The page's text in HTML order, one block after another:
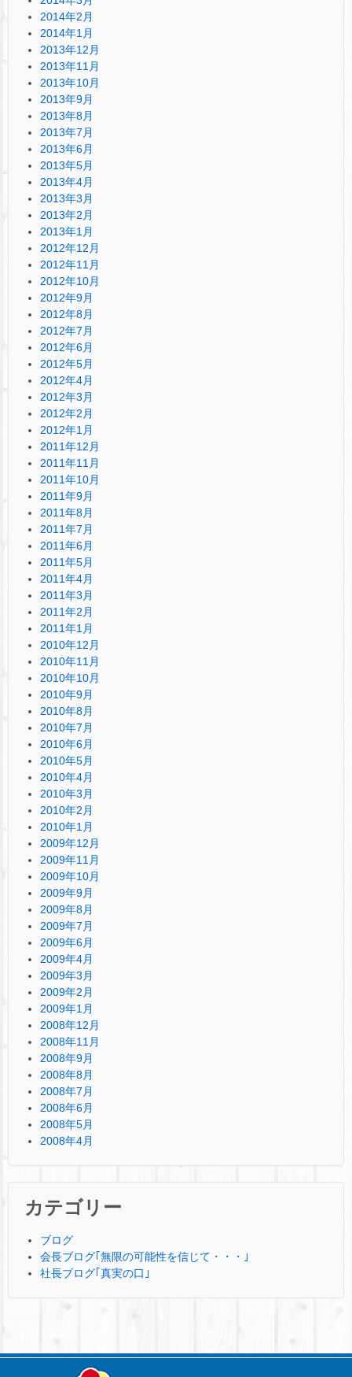
2014年2月
2014年1月
2013年12月
2013年11月
2013年10月
2013年9月
2013年8月
2013年7月
2013年6月
2013年5月
2013年4月
2013年3月
2013年2月
2013年1月
2012年12月
2012年11月
2012年10月
2012年9月
2012年8月
2012年7月
2012年6月
2012年5月
2012年4月
2012年3月
2012年2月
2012年1月
2011年12月
2011年11月
2011年10月
2011年9月
2011年8月
2011年7月
2011年6月
2011年5月
2011年4月
2011年3月
2011年2月
2011年1月
2010年12月
2010年11月
2010年10月
2010年9月
2010年8月
2010年7月
2010年6月
2010年5月
2010年4月
2010年3月
2010年2月
2010年1月
2009年12月
2009年11月
2009年10月
2009年9月
2009年8月
2009年7月
2009年6月
2009年4月
2009年3月
2009年2月
2009年1月
2008年12月
2008年11月
2008年9月
2008年8月
2008年7月
2008年6月
2008年5月
2008年4月
カテゴリー
ブログ
会長ブログ｢無限の可能性を信じて・・・｣
社長ブログ｢真実の口｣